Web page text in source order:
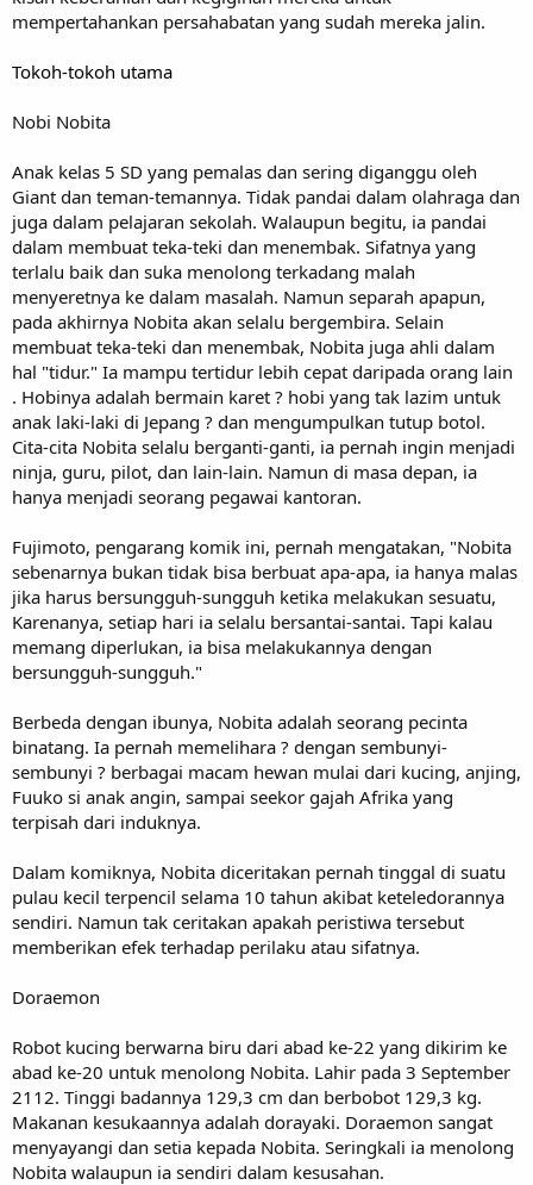
mempertahankan persahabatan yang sudah mereka jalin.
Tokoh-tokoh utama
Nobi Nobita
Anak kelas 5 SD yang pemalas dan sering diganggu oleh
Giant dan teman-temannya. Tidak pandai dalam olahraga dan
juga dalam pelajaran sekolah. Walaupun begitu, ia pandai
dalam membuat teka-teki dan menembak. Sifatnya yang
terlalu baik dan suka menolong terkadang malah
menyeretnya ke dalam masalah. Namun separah apapun,
pada akhirnya Nobita akan selalu bergembira. Selain
membuat teka-teki dan menembak, Nobita juga ahli dalam
hal "tidur." Ia mampu tertidur lebih cepat daripada orang lain
. Hobinya adalah bermain karet ? hobi yang tak lazim untuk
anak laki-laki di Jepang ? dan mengumpulkan tutup botol.
Cita-cita Nobita selalu berganti-ganti, ia pernah ingin menjadi
ninja, guru, pilot, dan lain-lain. Namun di masa depan, ia
hanya menjadi seorang pegawai kantoran.
Fujimoto, pengarang komik ini, pernah mengatakan, "Nobita
sebenarnya bukan tidak bisa berbuat apa-apa, ia hanya malas
jika harus bersungguh-sungguh ketika melakukan sesuatu,
Karenanya, setiap hari ia selalu bersantai-santai. Tapi kalau
memang diperlukan, ia bisa melakukannya dengan
bersungguh-sungguh."
Berbeda dengan ibunya, Nobita adalah seorang pecinta
binatang. Ia pernah memelihara ? dengan sembunyi-
sembunyi ? berbagai macam hewan mulai dari kucing, anjing,
Fuuko si anak angin, sampai seekor gajah Afrika yang
terpisah dari induknya.
Dalam komiknya, Nobita diceritakan pernah tinggal di suatu
pulau kecil terpencil selama 10 tahun akibat keteledorannya
sendiri. Namun tak ceritakan apakah peristiwa tersebut
memberikan efek terhadap perilaku atau sifatnya.
Doraemon
Robot kucing berwarna biru dari abad ke-22 yang dikirim ke
abad ke-20 untuk menolong Nobita. Lahir pada 3 September
2112. Tinggi badannya 129,3 cm dan berbobot 129,3 kg.
Makanan kesukaannya adalah dorayaki. Doraemon sangat
menyayangi dan setia kepada Nobita. Seringkali ia menolong
Nobita walaupun ia sendiri dalam kesusahan.